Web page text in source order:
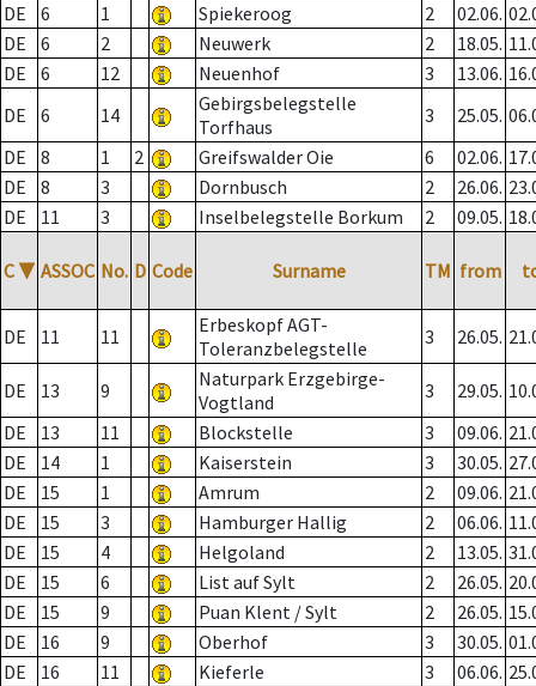
DE
6 1 Spiekeroog 2 02.06.
DE
6 2 Neuwerk 2 18.05.
DE
6 12 Neuenhof 3 13.06.
DE
6 14
Gebirgsbelegstelle
Torfhaus
3 25.05.
DE
8 1 2 Greifswalder Oie 6 02.06.
DE
8 3 Dornbusch 2 26.06.
DE
11 3 Inselbelegstelle Borkum 2 09.05.
C ▼ ASSOC No. D Code Surname TM from
DE 11 11
Erbeskopf AGT-
Toleranzbelegstelle
3 26.05.
DE 13 9
Naturpark Erzgebirge-
Vogtland
3 29.05.
DE
13 11 Blockstelle 3 09.06.
DE
14 1 Kaiserstein 3 30.05.
DE
15 1 Amrum 2 09.06.
DE
15 3 Hamburger Hallig 2 06.06.
DE
15 4 Helgoland 2 13.05.
DE
15 6 List auf Sylt 2 26.05.
DE
15 9 Puan Klent / Sylt 2 26.05.
DE
16 9 Oberhof 3 30.05.
DE
16 11 Kieferle 3 06.06.